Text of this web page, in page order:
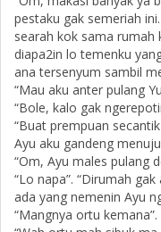
pestaku gak semeriah
searah kok sama rumah
diapa2in lo temenku
ana tersenyum sambil
“Mau aku anter pulang
“Bole, kalo gak
“Buat prempuan
Ayu aku gandeng
“Om, Ayu males pulang
“Lo napa”. “Dirumah
ada yang nemenin Ayu
“Mangnya ortu kemana”.